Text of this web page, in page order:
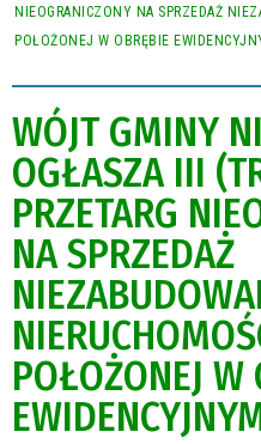
NIEOGRANICZONY NA SPRZEDAŻ
POŁOŻONEJ W OBRĘBIE
WÓJT GMINY
OGŁASZA III
PRZETARG
NA SPRZEDAŻ
POŁOŻONEJ W